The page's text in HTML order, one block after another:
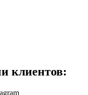
клиентов: